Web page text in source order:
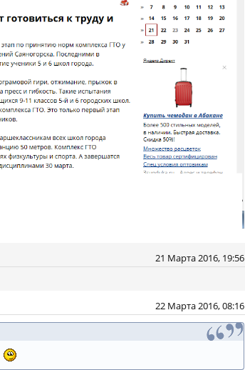
21 Марта 2016, 19:56
22 Марта 2016, 08:16